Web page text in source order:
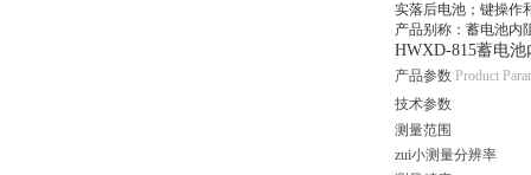
实落后电池；键操作
产品别称：蓄电池内
HWXD-815蓄电
产品参数 Product
技术参数
测量范围
zui小测量分辨率